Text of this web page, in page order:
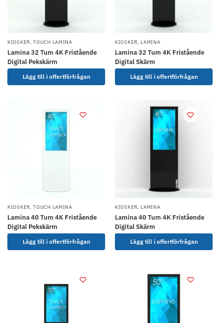
KIOSKER,TOUCH LAMINA
Lamina 32 Tum 4K Fristående
Digital Pekskärm
Lägg till i offertförfrågan
KIOSKER, LAMINA
Lamina 32 Tum 4K Fristående
Digital Skärm
Lägg till i offertförfrågan
KIOSKER,TOUCH LAMINA
Lamina 40 Tum 4K Fristående
Digital Pekskärm
Lägg till i offertförfrågan
KIOSKER, LAMINA
Lamina 40 Tum 4K Fristående
Digital Skärm
Lägg till i offertförfrågan